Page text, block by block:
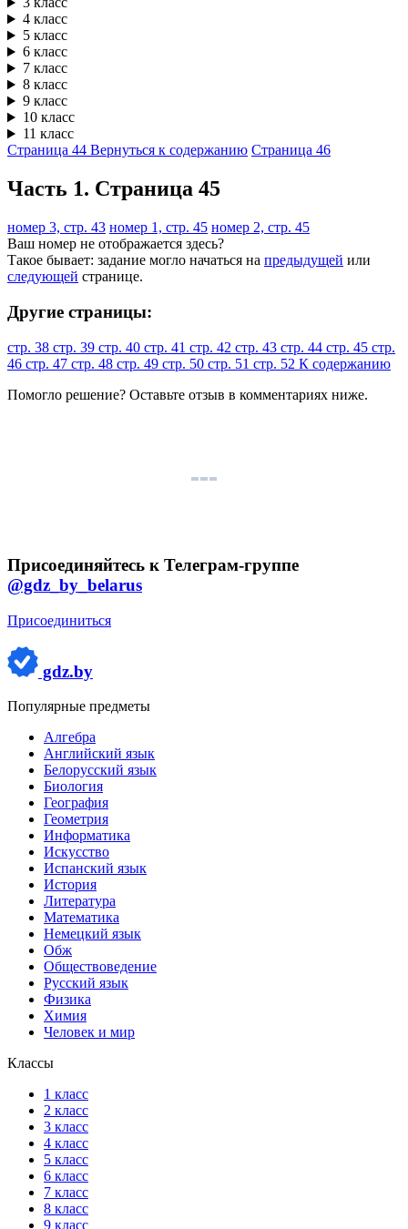
4 класс
5 класс
6 класс
7 класс
8 класс
9 класс
10 класс
11 класс
Страница 44 Вернуться к содержанию Страница 46
Часть 1. Cтраница 45
номер 3, стр. 43 номер 1, стр. 45 номер 2, стр. 45
Ваш номер не отображается здесь?
Такое бывает: задание могло начаться на предыдущей или
следующей странице.
Другие страницы:
стр. 38 стр. 39 стр. 40 стр. 41 стр. 42 стр. 43 стр. 44 стр. 45 стр.
46 стр. 47 стр. 48 стр. 49 стр. 50 стр. 51 стр. 52 К содержанию
Помогло решение? Оставьте отзыв в комментариях ниже.
Присоединяйтесь к Телеграм-группе
@gdz_by_belarus
Присоединиться
gdz.by
Популярные предметы
Алгебра
Английский язык
Белорусский язык
Биология
География
Геометрия
Информатика
Искусство
Испанский язык
История
Литература
Математика
Немецкий язык
Обж
Обществоведение
Русский язык
Физика
Химия
Человек и мир
Классы
1 класс
2 класс
3 класс
4 класс
5 класс
6 класс
7 класс
8 класс
9 класс